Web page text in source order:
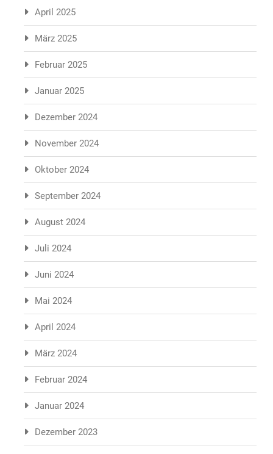
April 2025
März 2025
Februar 2025
Januar 2025
Dezember 2024
November 2024
Oktober 2024
September 2024
August 2024
Juli 2024
Juni 2024
Mai 2024
April 2024
März 2024
Februar 2024
Januar 2024
Dezember 2023